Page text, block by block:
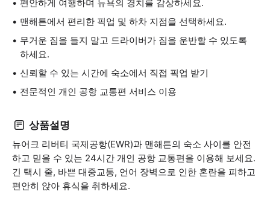
편안하게 여행하며 뉴욕의 경치를 감상하세요.
맨해튼에서 편리한 픽업 및 하차 지점을 선택하세요.
무거운 짐을 들지 말고 드라이버가 짐을 운반할 수 있도록
하세요.
신뢰할 수 있는 시간에 숙소에서 직접 픽업 받기
전문적인 개인 공항 교통편 서비스 이용
상품설명
뉴어크 리버티 국제공항(EWR)과 맨해튼의 숙소 사이를 안전
하고 믿을 수 있는 24시간 개인 공항 교통편을 이용해 보세요.
긴 택시 줄, 바쁜 대중교통, 언어 장벽으로 인한 혼란을 피하고
편안히 앉아 휴식을 취하세요.